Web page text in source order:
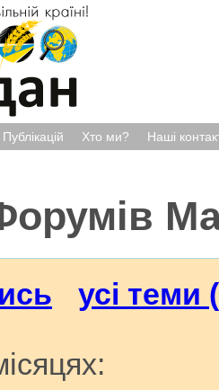
Хто ми? Наші
усі теми